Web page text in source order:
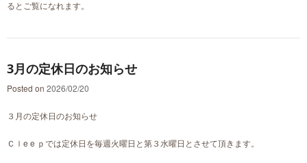
るとご覧になれます。
3月の定休日のお知らせ
Posted on 2026/02/20
３月の定休日のお知らせ
Ｃｌe e ｐでは定休日を毎週火曜日と第３水曜日とさせて頂きます。